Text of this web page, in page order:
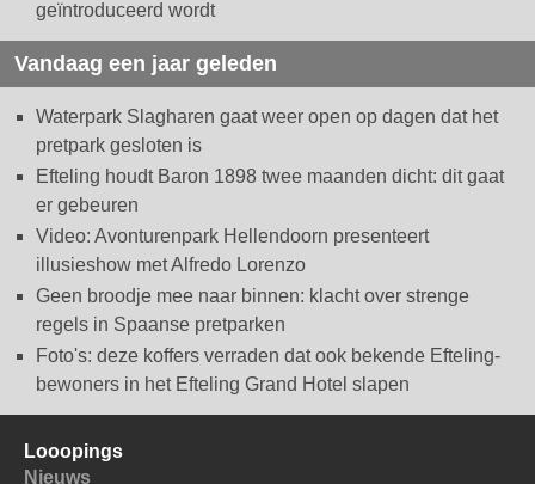
geïntroduceerd wordt
Vandaag een jaar geleden
Waterpark Slagharen gaat weer open op dagen dat het
pretpark gesloten is
Efteling houdt Baron 1898 twee maanden dicht: dit gaat
er gebeuren
Video: Avonturenpark Hellendoorn presenteert
illusieshow met Alfredo Lorenzo
Geen broodje mee naar binnen: klacht over strenge
regels in Spaanse pretparken
Foto's: deze koffers verraden dat ook bekende Efteling-
bewoners in het Efteling Grand Hotel slapen
Looopings
Nieuws